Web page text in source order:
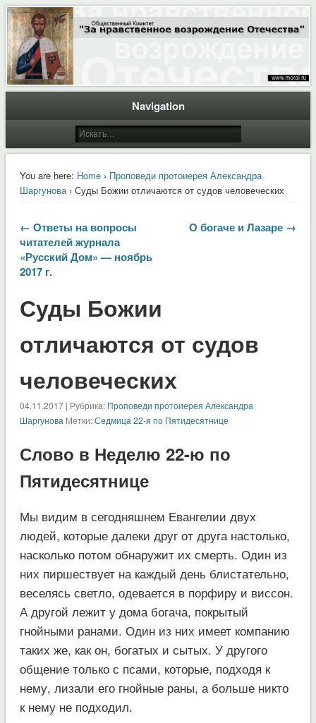
Moral.Ru
Общественный Комитет "За нравственное возрождение Отечества"
Navigation
You are here: Home› Проповеди протоиерея Александра
Шаргунова› Суды Божии отличаются от судов человеческих
← Ответы на вопросы
читателей журнала
«Русский Дом» — ноябрь
2017 г.
О богаче и Лазаре →
Суды Божии
отличаются от судов
человеческих
04.11.2017 | Рубрика: Проповеди протоиерея Александра
Шаргунова Метки:Седмица 22-я по Пятидесятнице
Слово в Неделю 22-ю по
Пятидесятнице
Мы видим в сегодняшнем Евангелии двух
людей, которые далеки друг от друга настолько,
насколько потом обнаружит их смерть. Один из
них пиршествует на каждый день блистательно,
веселясь светло, одевается в порфиру и виссон.
А другой лежит у дома богача, покрытый
гнойными ранами. Один из них имеет компанию
таких же, как он, богатых и сытых. У другого
общение только с псами, которые, подходя к
нему, лизали его гнойные раны, а больше никто
к нему не подходил.